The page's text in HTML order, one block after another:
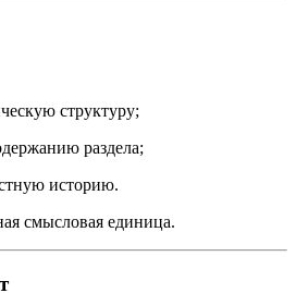
структуру;
раздела;
историю.
смысловая единица.